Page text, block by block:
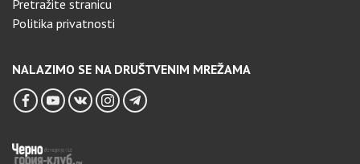
Pretražite stranicu
Politika privatnosti
NALAZIMO SE NA DRUŠTVENIM MREŽAMA